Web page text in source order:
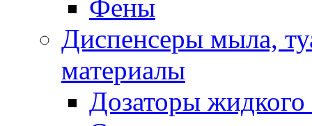
Фены
Диспенсеры мыла,
материалы
Дозаторы